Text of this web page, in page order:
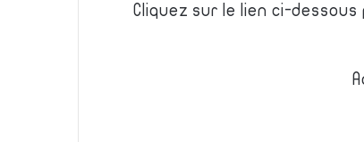
Cliquez sur le lien ci-